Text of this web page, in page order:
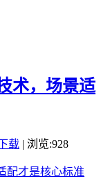
术，场景适
载 | 浏览:928